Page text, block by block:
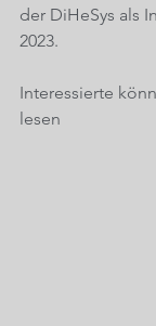
der DiHeSys als
2023.
Interessierte
lesen